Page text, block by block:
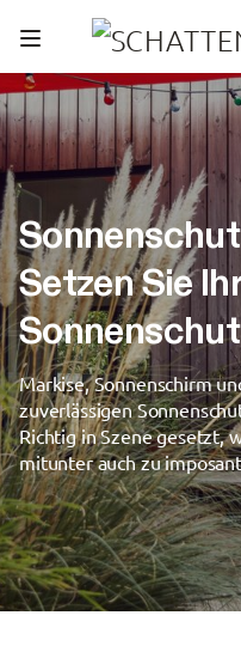
Newsletter
Setzen Sie
Markise, Sonnenschirm
zuverlässigen
Richtig in Szene gesetzt,
mitunter auch zu